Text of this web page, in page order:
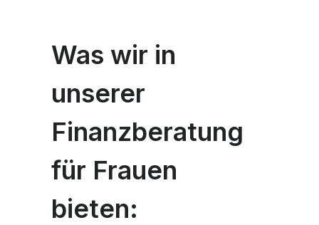
Was wir in
unserer
Finanzberatung
für Frauen
bieten: